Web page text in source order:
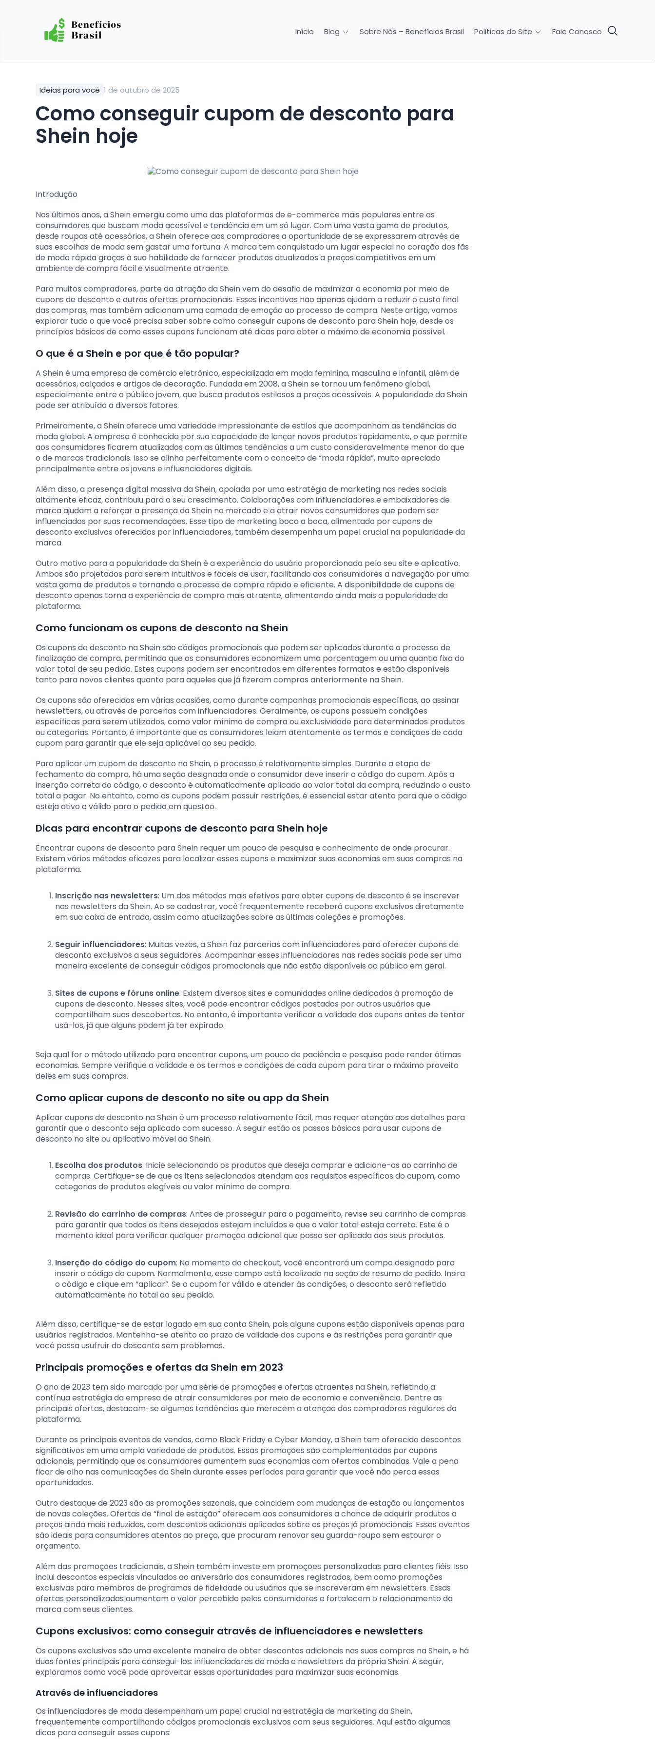
Início Blog Sobre Nós – Benefícios Brasil Politicas do Site Fale Conosco
Ideias para você 1 de outubro de 2025
Como conseguir cupom de desconto para
Shein hoje
Introdução
Nos últimos anos, a Shein emergiu como uma das plataformas de e-commerce mais populares entre os
consumidores que buscam moda acessível e tendência em um só lugar. Com uma vasta gama de produtos,
desde roupas até acessórios, a Shein oferece aos compradores a oportunidade de se expressarem através de
suas escolhas de moda sem gastar uma fortuna. A marca tem conquistado um lugar especial no coração dos fãs
de moda rápida graças à sua habilidade de fornecer produtos atualizados a preços competitivos em um
ambiente de compra fácil e visualmente atraente.
Para muitos compradores, parte da atração da Shein vem do desafio de maximizar a economia por meio de
cupons de desconto e outras ofertas promocionais. Esses incentivos não apenas ajudam a reduzir o custo final
das compras, mas também adicionam uma camada de emoção ao processo de compra. Neste artigo, vamos
explorar tudo o que você precisa saber sobre como conseguir cupons de desconto para Shein hoje, desde os
princípios básicos de como esses cupons funcionam até dicas para obter o máximo de economia possível.
O que é a Shein e por que é tão popular?
A Shein é uma empresa de comércio eletrônico, especializada em moda feminina, masculina e infantil, além de
acessórios, calçados e artigos de decoração. Fundada em 2008, a Shein se tornou um fenômeno global,
especialmente entre o público jovem, que busca produtos estilosos a preços acessíveis. A popularidade da Shein
pode ser atribuída a diversos fatores.
Primeiramente, a Shein oferece uma variedade impressionante de estilos que acompanham as tendências da
moda global. A empresa é conhecida por sua capacidade de lançar novos produtos rapidamente, o que permite
aos consumidores ficarem atualizados com as últimas tendências a um custo consideravelmente menor do que
o de marcas tradicionais. Isso se alinha perfeitamente com o conceito de “moda rápida”, muito apreciado
principalmente entre os jovens e influenciadores digitais.
Além disso, a presença digital massiva da Shein, apoiada por uma estratégia de marketing nas redes sociais
altamente eficaz, contribuiu para o seu crescimento. Colaborações com influenciadores e embaixadores de
marca ajudam a reforçar a presença da Shein no mercado e a atrair novos consumidores que podem ser
influenciados por suas recomendações. Esse tipo de marketing boca a boca, alimentado por cupons de
desconto exclusivos oferecidos por influenciadores, também desempenha um papel crucial na popularidade da
marca.
Outro motivo para a popularidade da Shein é a experiência do usuário proporcionada pelo seu site e aplicativo.
Ambos são projetados para serem intuitivos e fáceis de usar, facilitando aos consumidores a navegação por uma
vasta gama de produtos e tornando o processo de compra rápido e eficiente. A disponibilidade de cupons de
desconto apenas torna a experiência de compra mais atraente, alimentando ainda mais a popularidade da
plataforma.
Como funcionam os cupons de desconto na Shein
Os cupons de desconto na Shein são códigos promocionais que podem ser aplicados durante o processo de
finalização de compra, permitindo que os consumidores economizem uma porcentagem ou uma quantia fixa do
valor total de seu pedido. Estes cupons podem ser encontrados em diferentes formatos e estão disponíveis
tanto para novos clientes quanto para aqueles que já fizeram compras anteriormente na Shein.
Os cupons são oferecidos em várias ocasiões, como durante campanhas promocionais específicas, ao assinar
newsletters, ou através de parcerias com influenciadores. Geralmente, os cupons possuem condições
específicas para serem utilizados, como valor mínimo de compra ou exclusividade para determinados produtos
ou categorias. Portanto, é importante que os consumidores leiam atentamente os termos e condições de cada
cupom para garantir que ele seja aplicável ao seu pedido.
Para aplicar um cupom de desconto na Shein, o processo é relativamente simples. Durante a etapa de
fechamento da compra, há uma seção designada onde o consumidor deve inserir o código do cupom. Após a
inserção correta do código, o desconto é automaticamente aplicado ao valor total da compra, reduzindo o custo
total a pagar. No entanto, como os cupons podem possuir restrições, é essencial estar atento para que o código
esteja ativo e válido para o pedido em questão.
Dicas para encontrar cupons de desconto para Shein hoje
Encontrar cupons de desconto para Shein requer um pouco de pesquisa e conhecimento de onde procurar.
Existem vários métodos eficazes para localizar esses cupons e maximizar suas economias em suas compras na
plataforma.
Inscrição nas newsletters: Um dos métodos mais efetivos para obter cupons de desconto é se inscrever
nas newsletters da Shein. Ao se cadastrar, você frequentemente receberá cupons exclusivos diretamente
em sua caixa de entrada, assim como atualizações sobre as últimas coleções e promoções.
Seguir influenciadores: Muitas vezes, a Shein faz parcerias com influenciadores para oferecer cupons de
desconto exclusivos a seus seguidores. Acompanhar esses influenciadores nas redes sociais pode ser uma
maneira excelente de conseguir códigos promocionais que não estão disponíveis ao público em geral.
Sites de cupons e fóruns online: Existem diversos sites e comunidades online dedicados à promoção de
cupons de desconto. Nesses sites, você pode encontrar códigos postados por outros usuários que
compartilham suas descobertas. No entanto, é importante verificar a validade dos cupons antes de tentar
usá-los, já que alguns podem já ter expirado.
Seja qual for o método utilizado para encontrar cupons, um pouco de paciência e pesquisa pode render ótimas
economias. Sempre verifique a validade e os termos e condições de cada cupom para tirar o máximo proveito
deles em suas compras.
Como aplicar cupons de desconto no site ou app da Shein
Aplicar cupons de desconto na Shein é um processo relativamente fácil, mas requer atenção aos detalhes para
garantir que o desconto seja aplicado com sucesso. A seguir estão os passos básicos para usar cupons de
desconto no site ou aplicativo móvel da Shein.
Escolha dos produtos: Inicie selecionando os produtos que deseja comprar e adicione-os ao carrinho de
compras. Certifique-se de que os itens selecionados atendam aos requisitos específicos do cupom, como
categorias de produtos elegíveis ou valor mínimo de compra.
Revisão do carrinho de compras: Antes de prosseguir para o pagamento, revise seu carrinho de compras
para garantir que todos os itens desejados estejam incluídos e que o valor total esteja correto. Este é o
momento ideal para verificar qualquer promoção adicional que possa ser aplicada aos seus produtos.
Inserção do código do cupom: No momento do checkout, você encontrará um campo designado para
inserir o código do cupom. Normalmente, esse campo está localizado na seção de resumo do pedido. Insira
o código e clique em “aplicar”. Se o cupom for válido e atender às condições, o desconto será refletido
automaticamente no total do seu pedido.
Além disso, certifique-se de estar logado em sua conta Shein, pois alguns cupons estão disponíveis apenas para
usuários registrados. Mantenha-se atento ao prazo de validade dos cupons e às restrições para garantir que
você possa usufruir do desconto sem problemas.
Principais promoções e ofertas da Shein em 2023
O ano de 2023 tem sido marcado por uma série de promoções e ofertas atraentes na Shein, refletindo a
contínua estratégia da empresa de atrair consumidores por meio de economia e conveniência. Dentre as
principais ofertas, destacam-se algumas tendências que merecem a atenção dos compradores regulares da
plataforma.
Durante os principais eventos de vendas, como Black Friday e Cyber Monday, a Shein tem oferecido descontos
significativos em uma ampla variedade de produtos. Essas promoções são complementadas por cupons
adicionais, permitindo que os consumidores aumentem suas economias com ofertas combinadas. Vale a pena
ficar de olho nas comunicações da Shein durante esses períodos para garantir que você não perca essas
oportunidades.
Outro destaque de 2023 são as promoções sazonais, que coincidem com mudanças de estação ou lançamentos
de novas coleções. Ofertas de “final de estação” oferecem aos consumidores a chance de adquirir produtos a
preços ainda mais reduzidos, com descontos adicionais aplicados sobre os preços já promocionais. Esses eventos
são ideais para consumidores atentos ao preço, que procuram renovar seu guarda-roupa sem estourar o
orçamento.
Além das promoções tradicionais, a Shein também investe em promoções personalizadas para clientes fiéis. Isso
inclui descontos especiais vinculados ao aniversário dos consumidores registrados, bem como promoções
exclusivas para membros de programas de fidelidade ou usuários que se inscreveram em newsletters. Essas
ofertas personalizadas aumentam o valor percebido pelos consumidores e fortalecem o relacionamento da
marca com seus clientes.
Cupons exclusivos: como conseguir através de influenciadores e newsletters
Os cupons exclusivos são uma excelente maneira de obter descontos adicionais nas suas compras na Shein, e há
duas fontes principais para consegui-los: influenciadores de moda e newsletters da própria Shein. A seguir,
exploramos como você pode aproveitar essas oportunidades para maximizar suas economias.
Através de influenciadores
Os influenciadores de moda desempenham um papel crucial na estratégia de marketing da Shein,
frequentemente compartilhando códigos promocionais exclusivos com seus seguidores. Aqui estão algumas
dicas para conseguir esses cupons: